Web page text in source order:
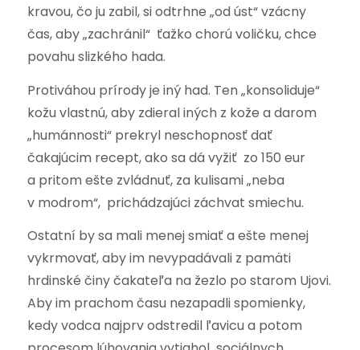
kravou, čo ju zabil, si odtrhne „od úst“ vzácny
čas, aby „zachránil“ ťažko chorú voličku, chce
povahu slizkého hada.
Protiváhou prírody je iný had. Ten „konsoliduje“
kožu vlastnú, aby zdieral iných z kože a darom
„humánnosti“ prekryl neschopnosť dať
čakajúcim recept, ako sa dá vyžiť zo 150 eur
a pritom ešte zvládnuť, za kulisami „neba
v modrom“, prichádzajúci záchvat smiechu.
Ostatní by sa mali menej smiať a ešte menej
vykrmovať, aby im nevypadávali z pamäti
hrdinské činy čakateľa na žezlo po starom Ujovi.
Aby im prachom času nezapadli spomienky,
kedy vodca najprv odstredil ľavicu a potom